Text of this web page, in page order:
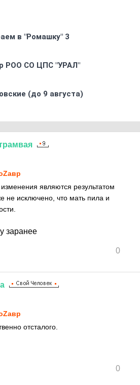
в "Ромашку" 3
РOO CO ЦПС "УРАЛ"
(до 9 августа)
являются результатом
не исключено, что мать пила и
заранее
0
отсталого.
0